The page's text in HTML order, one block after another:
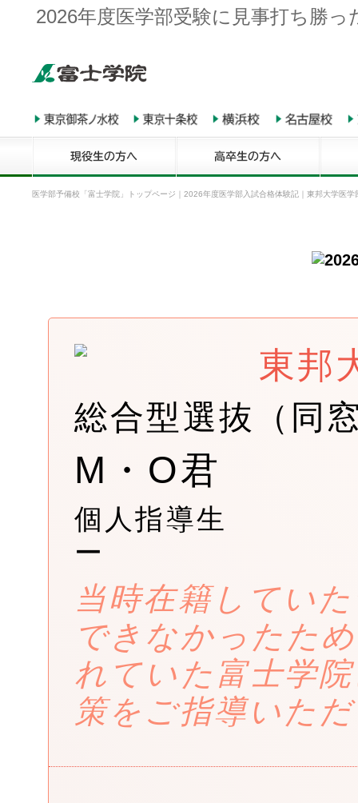
2026年度医学部受験に見事打ち勝
医学部予備校「富士学院」トップページ 2026年度医学部入試合格体験記 東邦大学医学
東邦
総合型選抜（同
M・O君
個人指導生
ー
当時在籍してい
できなかったた
れていた富士学
策をご指導いた